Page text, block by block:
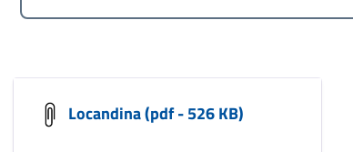
Locandina (pdf - 526 KB)